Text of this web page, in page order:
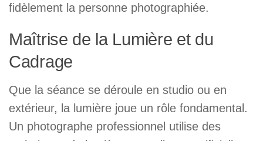
fidèlement la personne photographiée.
Maîtrise de la Lumière et du
Cadrage
Que la séance se déroule en studio ou en
extérieur, la lumière joue un rôle fondamental.
Un photographe professionnel utilise des